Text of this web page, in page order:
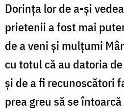
Dorinţa lor de a-şi
prietenii a fost mai
de a veni şi mulţumi
cu totul că au datoria
şi de a fi recunoscători
prea greu să se